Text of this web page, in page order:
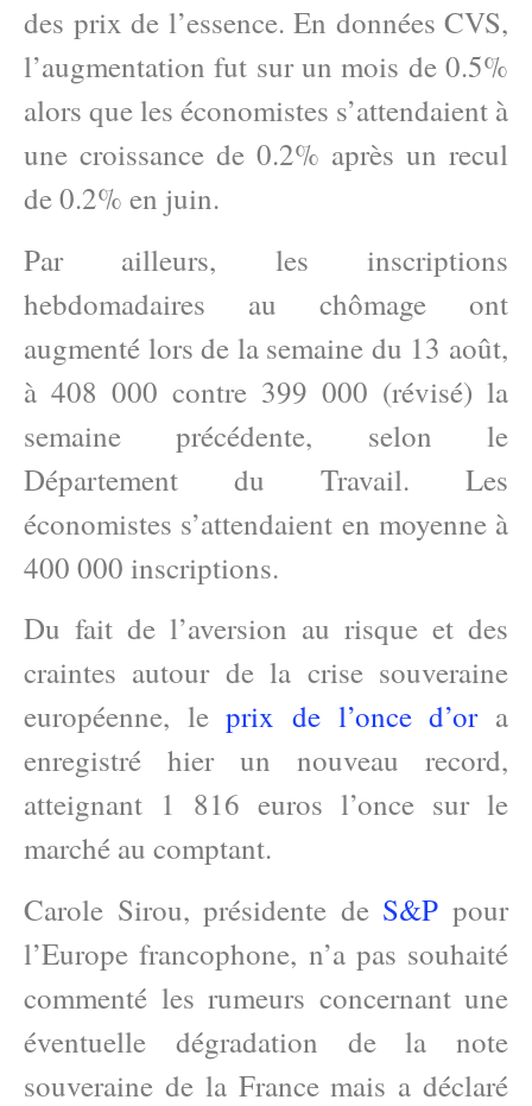
des prix de l’essence. En données CVS,
l’augmentation fut sur un mois de 0.5%
alors que les économistes s’attendaient à
une croissance de 0.2% après un recul
de 0.2% en juin.
Par ailleurs, les inscriptions
hebdomadaires au chômage ont
augmenté lors de la semaine du 13 août,
à 408 000 contre 399 000 (révisé) la
semaine précédente, selon le
Département du Travail. Les
économistes s’attendaient en moyenne à
400 000 inscriptions.
Du fait de l’aversion au risque et des
craintes autour de la crise souveraine
européenne, leprix de l’once d’or a
enregistré hier un nouveau record,
atteignant 1 816 euros l’once sur le
marché au comptant.
Carole Sirou, présidente de S&P pour
l’Europe francophone, n’a pas souhaité
commenté les rumeurs concernant une
éventuelle dégradation de la note
souveraine de la France mais a déclaré